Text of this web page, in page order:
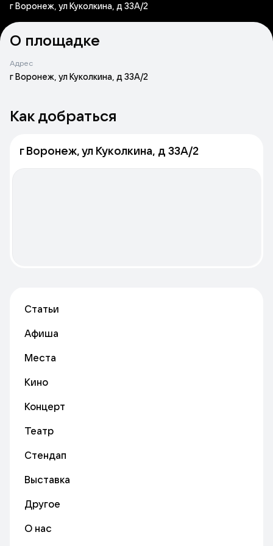
г Воронеж, ул Куколкина, д 33А/2
О площадке
Адрес
г Воронеж, ул Куколкина, д 33А/2
Как добраться
г Воронеж, ул Куколкина, д 33А/2
Статьи
Афиша
Места
Кино
Концерт
Театр
Стендап
Выставка
Другое
О нас